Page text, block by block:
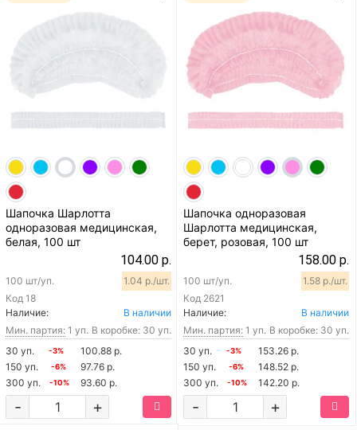
Шапочка Шарлотта
одноразовая медицинская,
белая, 100 шт
104.00 р.
Код 18
100 шт/уп. 1.04 р./шт.
Наличие:
В наличии
Мин. партия: 1 уп. В коробке: 30 уп.
30 уп.
-3%
100.88 р.
150 уп.
-6%
97.76 р.
300 уп.
-10% 93.60 р.
+
-
Шапочка одноразовая
Шарлотта медицинская,
берет, розовая, 100 шт
158.00 р.
Код 2621
100 шт/уп. 1.58 р./шт.
Наличие:
В наличии
Мин. партия: 1 уп. В коробке: 30 уп.
30 уп.
-3%
153.26 р.
150 уп.
-6%
148.52 р.
300 уп.
-10% 142.20 р.
+
-